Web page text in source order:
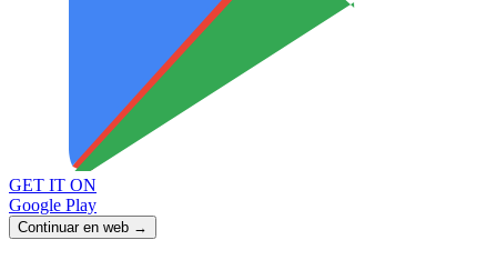
GET IT ON
Google Play
Continuar en web →